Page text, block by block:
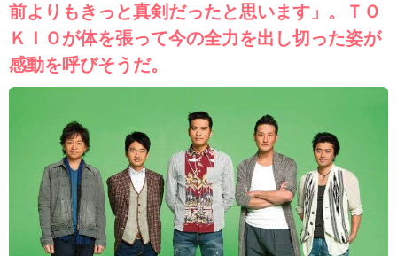
前よりもきっと真剣だったと思います」。ＴＯ
ＫＩＯが体を張って今の全力を出し切った姿が
感動を呼びそうだ。